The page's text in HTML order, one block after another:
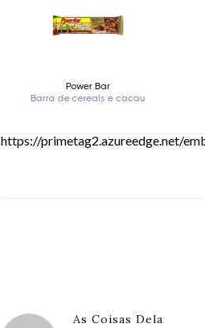
https://primetag2.azureedge.net/
As Coisas Dela